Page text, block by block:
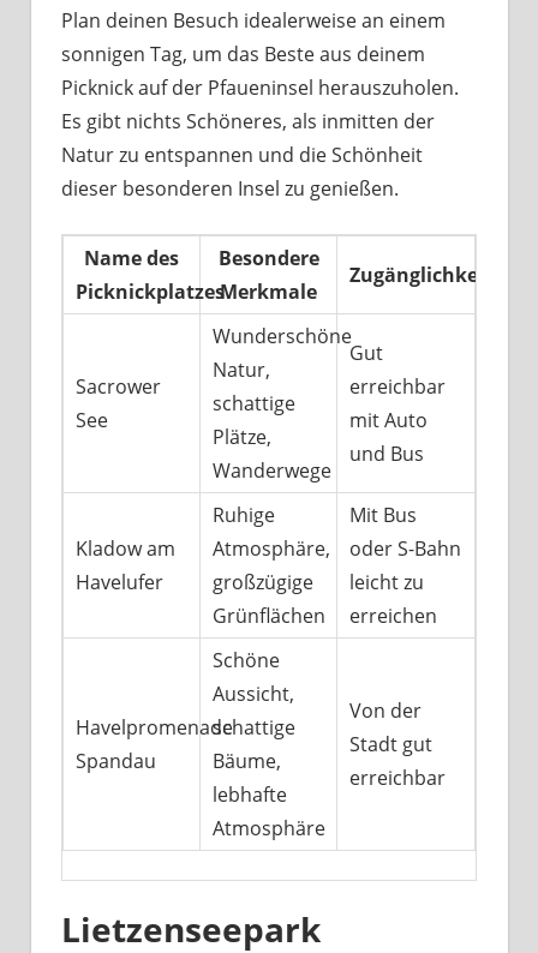
Plan deinen Besuch idealerweise an einem
sonnigen Tag, um das Beste aus deinem
Picknick auf der Pfaueninsel herauszuholen.
Es gibt nichts Schöneres, als inmitten der
Natur zu entspannen und die Schönheit
dieser besonderen Insel zu genießen.
Name des
Picknickplatzes
Besondere
Merkmale
Zugänglichkeit
Sacrower
See
Wunderschöne
Natur,
schattige
Plätze,
Wanderwege
Gut
erreichbar
mit Auto
und Bus
Kladow am
Havelufer
Ruhige
Atmosphäre,
großzügige
Grünflächen
Mit Bus
oder S-Bahn
leicht zu
erreichen
Havelpromenade
Spandau
Schöne
Aussicht,
schattige
Bäume,
lebhafte
Atmosphäre
Von der
Stadt gut
erreichbar
Lietzenseepark